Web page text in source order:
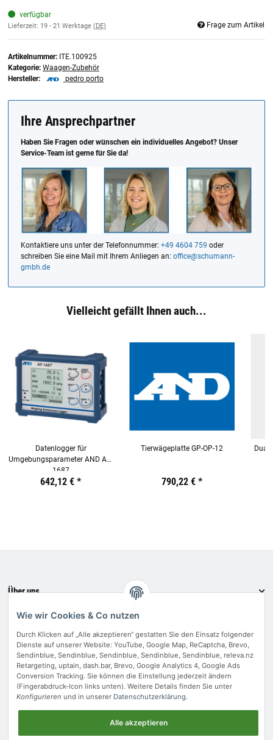
verfügbar
Lieferzeit: 19 - 21 Werktage (DE) Frage zum Artikel
Artikelnummer: ITE.100925
Kategorie: Waagen-Zubehör
Hersteller:
pedro porto
Ihre Ansprechpartner
Haben Sie Fragen oder wünschen ein individuelles Angebot? Unser
Service-Team ist gerne für Sie da!
Kontaktiere uns unter der Telefonnummer: +49 4604 759 oder
schreiben Sie eine Mail mit Ihrem Anliegen an: office@schumann-
gmbh.de
Vielleicht gefällt Ihnen auch...
Datenlogger für
Umgebungsparameter AND AD-
1687
19,44 €inkl. 19% USt.
642,12 € *
Tierwägeplatte GP-OP-12
19,44 €inkl. 19% USt.
790,22 € *
Dual
Über uns
Informationen
Bewerten Sie uns
Zahlungsmethoden
Wie wir Cookies & Co nutzen
Durch Klicken auf „Alle akzeptieren“ gestatten Sie den Einsatz folgender
Dienste auf unserer Website: YouTube, Google Map, ReCaptcha, Brevo,
Sendinblue, Sendinblue, Sendinblue, Sendinblue, Sendinblue, releva.nz
Retargeting, uptain, dash.bar, Brevo, Google Analytics 4, Google Ads
Conversion Tracking. Sie können die Einstellung jederzeit ändern
(Fingerabdruck-Icon links unten). Weitere Details finden Sie unter
Konfigurieren und in unserer Datenschutzerklärung.
Alle akzeptieren